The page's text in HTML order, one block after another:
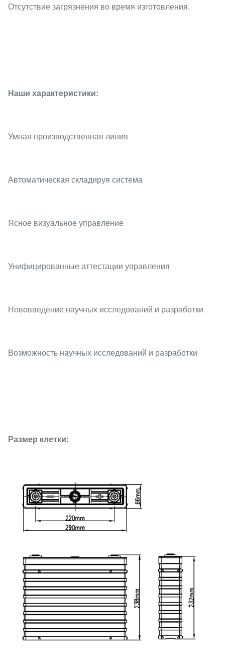
Отсутствие загрязнения во время изготовления.
Наши характеристики:
Умная производственная линия
Автоматическая складируя система
Ясное визуальное управление
Унифицированные аттестации управления
Нововведение научных исследований и разработки
Возможность научных исследований и разработки
Размер клетки: